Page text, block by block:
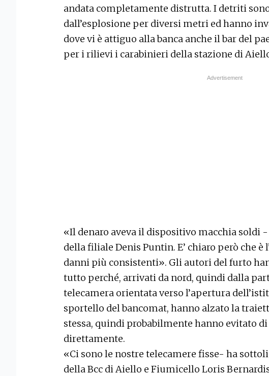
andata completamente distrutta. I detriti
dall’esplosione per diversi metri ed hanno
dove vi è attiguo alla banca anche il bar del
per i rilievi i carabinieri della stazione di
«Il denaro aveva il dispositivo macchia soldi
della filiale Denis Puntin. E’ chiaro però che è
danni più consistenti». Gli autori del furto
tutto perché, arrivati da nord, quindi dalla
telecamera orientata verso l’apertura
sportello del bancomat, hanno alzato la
stessa, quindi probabilmente hanno evitato
direttamente.
«Ci sono le nostre telecamere fisse- ha
della Bcc di Aiello e Fiumicello Loris